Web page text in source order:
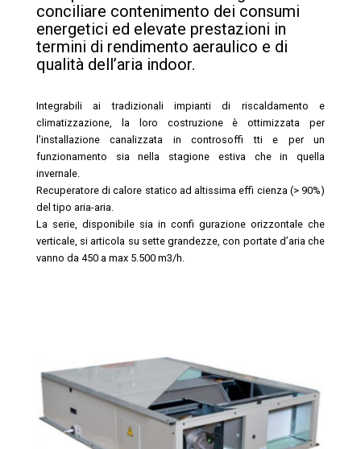
conciliare contenimento dei consumi
energetici ed elevate prestazioni in
termini di rendimento aeraulico e di
qualità dell’aria indoor.
Integrabili ai tradizionali impianti di riscaldamento e
climatizzazione, la loro costruzione è ottimizzata per
l’installazione canalizzata in controsoffi tti e per un
funzionamento sia nella stagione estiva che in quella
invernale.
Recuperatore di calore statico ad altissima effi cienza (> 90%)
del tipo aria-aria.
La serie, disponibile sia in confi gurazione orizzontale che
verticale, si articola su sette grandezze, con portate d’aria che
vanno da 450 a max 5.500 m3/h.